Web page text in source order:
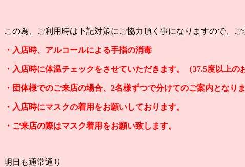
この為、ご利用時は下記対策にご協力頂く事になりますので、ご
・入店時、アルコールによる手指の消毒
・入店時に体温チェックをさせていただきます。（37.5度以上の
・団体様でのご来店の場合、2名様ずつで分けてのご案内となり
・入店時にマスクの着用をお願いしております。
・ご来店の際はマスク着用をお願い致します。
明日も通常通り